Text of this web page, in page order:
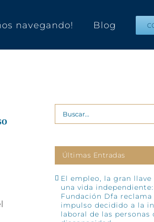
navegando! Blog
Buscar:
Últimas Entradas
El empleo, la gran llave
una vida independiente:
Fundación Dfa reclama
impulso decidido a la
laboral de las personas